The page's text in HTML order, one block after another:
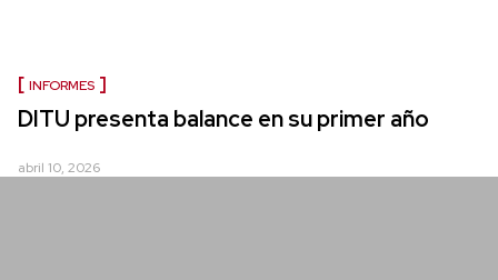
INFORMES
DITU presenta balance en su primer año
abril 10, 2026